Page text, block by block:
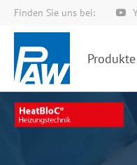
Finden Sie uns bei:
Direkt
zum
Inhalt
Produkte